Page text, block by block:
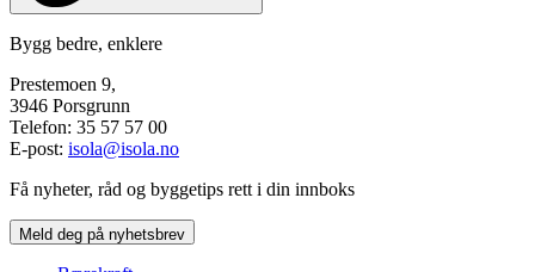
Bygg bedre, enklere
Prestemoen 9,
3946 Porsgrunn
Telefon: 35 57 57 00
E-post: isola@isola.no
Få nyheter, råd og byggetips rett i din innboks
Meld deg på nyhetsbrev